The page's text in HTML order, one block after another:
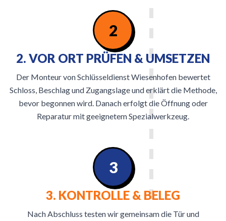
2
2. VOR ORT PRÜFEN & UMSETZEN
Der Monteur von Schlüsseldienst Wiesenhofen bewertet
Schloss, Beschlag und Zugangslage und erklärt die Methode,
bevor begonnen wird. Danach erfolgt die Öffnung oder
Reparatur mit geeignetem Spezialwerkzeug.
3. KONTROLLE & BELEG
Nach Abschluss testen wir gemeinsam die Tür und
3